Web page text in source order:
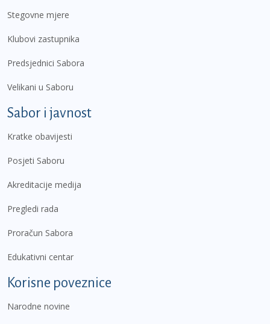
Stegovne mjere
Klubovi zastupnika
Predsjednici Sabora
Velikani u Saboru
Sabor i javnost
Kratke obavijesti
Posjeti Saboru
Akreditacije medija
Pregledi rada
Proračun Sabora
Edukativni centar
Korisne poveznice
Narodne novine